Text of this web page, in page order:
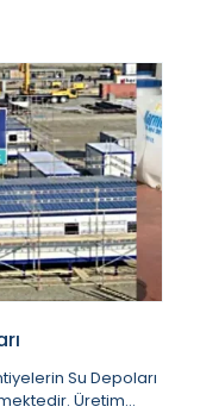
Su Depoları
Üretim